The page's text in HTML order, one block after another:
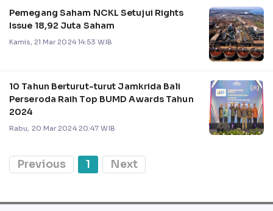
Pemegang Saham NCKL Setujui Rights
Issue 18,92 Juta Saham
Kamis, 21 Mar 2024 14:53 WIB
10 Tahun Berturut-turut Jamkrida Bali
Perseroda Raih Top BUMD Awards Tahun
2024
Rabu, 20 Mar 2024 20:47 WIB
Previous 1 Next